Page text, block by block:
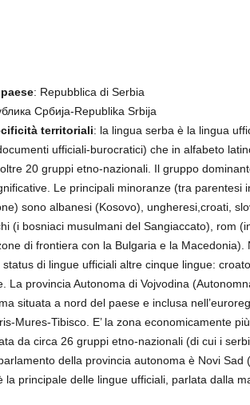
: Repubblica di Serbia
Србија-Republika Srbija
territoriali: la lingua serba è la lingua
ufficiali-burocratici) che in alfabeto
20 gruppi etno-nazionali. Il gruppo
Le principali minoranze (tra parentesi
sono albanesi (Kosovo), ungheresi,croati,
(i bosniaci musulmani del Sangiaccato), rom
di frontiera con la Bulgaria e la Macedonia).
di lingue ufficiali altre cinque lingue:
La provincia Autonoma di Vojvodina
situata a nord del paese e inclusa
Mures-Tibisco. E’ la zona economicamente
da circa 26 gruppi etno-nazionali (di cui i
della provincia autonoma è Novi Sad
la principale delle lingue ufficiali, parlata dalla